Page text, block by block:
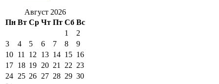
Август 2026
Пн Вт Ср Чт Пт Сб Вс
1
2
3
4 5 6 7 8
9
10 11 12 13 14 15 16
17 18 19 20 21 22 23
24 25 26 27 28 29 30